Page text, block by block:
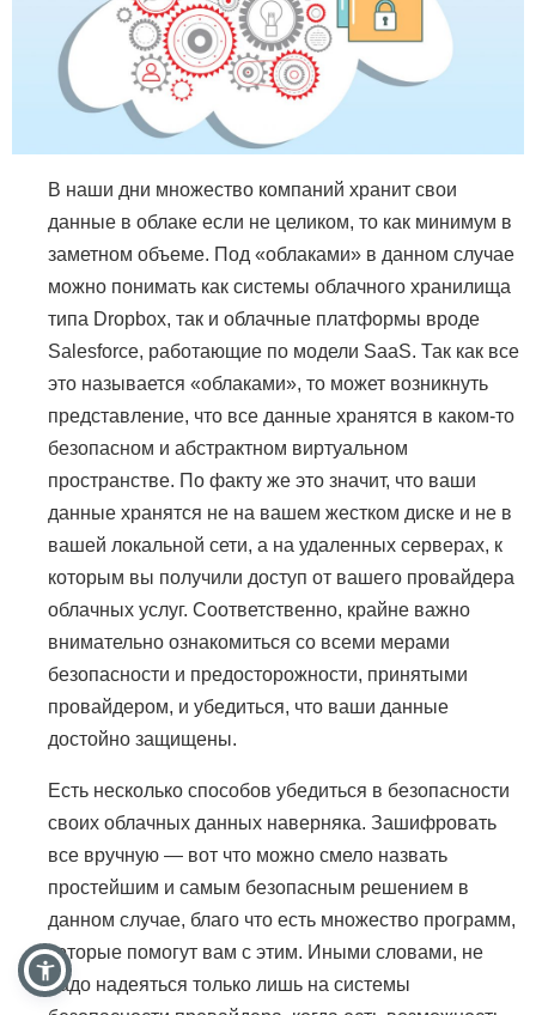
В наши дни множество компаний хранит свои
данные в облаке если не целиком, то как минимум в
заметном объеме. Под «облаками» в данном случае
можно понимать как системы облачного хранилища
типа Dropbox, так и облачные платформы вроде
Salesforce, работающие по модели SaaS. Так как все
это называется «облаками», то может возникнуть
представление, что все данные хранятся в каком-то
безопасном и абстрактном виртуальном
пространстве. По факту же это значит, что ваши
данные хранятся не на вашем жестком диске и не в
вашей локальной сети, а на удаленных серверах, к
которым вы получили доступ от вашего провайдера
облачных услуг. Соответственно, крайне важно
внимательно ознакомиться со всеми мерами
безопасности и предосторожности, принятыми
провайдером, и убедиться, что ваши данные
достойно защищены.
Есть несколько способов убедиться в безопасности
своих облачных данных наверняка. Зашифровать
все вручную — вот что можно смело назвать
простейшим и самым безопасным решением в
данном случае, благо что есть множество программ,
которые помогут вам с этим. Иными словами, не
надо надеяться только лишь на системы